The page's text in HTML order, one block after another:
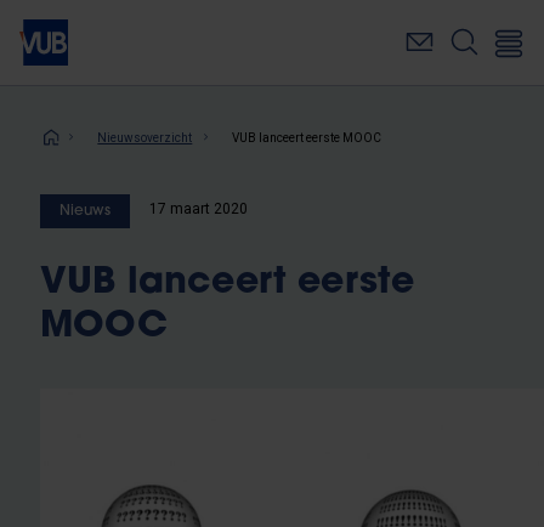
Overslaan
naar
inhoudKruimelpad
Nieuwsoverzicht VUB lanceert eerste MOOC
Nieuws 17 maart 2020
VUB lanceert eerste
MOOC